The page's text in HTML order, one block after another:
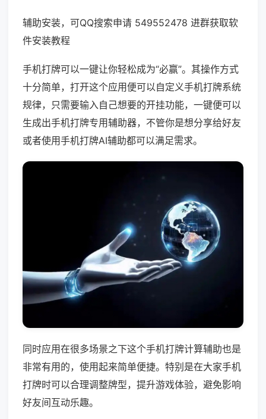
辅助安装，可QQ搜索申请 549552478 进群获取软
件安装教程
手机打牌可以一键让你轻松成为“必赢”。其操作方式
十分简单，打开这个应用便可以自定义手机打牌系统
规律，只需要输入自己想要的开挂功能，一键便可以
生成出手机打牌专用辅助器，不管你是想分享给好友
或者使用手机打牌AI辅助都可以满足需求。
同时应用在很多场景之下这个手机打牌计算辅助也是
非常有用的，使用起来简单便捷。特别是在大家手机
打牌时可以合理调整牌型，提升游戏体验，避免影响
好友间互动乐趣。